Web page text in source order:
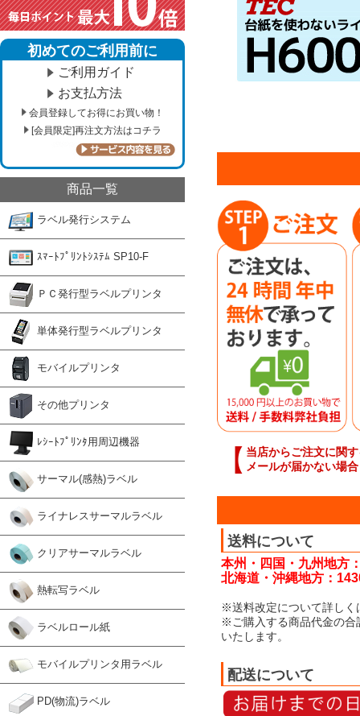
初めてのご利用前に
ご利用ガイド
お支払方法
会員登録してお得にお買い物！
[会員限定]再注文方法はコチラ
商品一覧
ラベル発行システム
ｽﾏｰﾄﾌﾟﾘﾝﾄｼｽﾃﾑ SP10-F
ＰＣ発行型ラベルプリンタ
単体発行型ラベルプリンタ
モバイルプリンタ
その他プリンタ
ﾚｼｰﾄﾌﾟﾘﾝﾀ用周辺機器
サーマル(感熱)ラベル
ライナレスサーマルラベル
クリアサーマルラベル
熱転写ラベル
ラベルロール紙
モバイルプリンタ用ラベル
PD(物流)ラベル
【 当店からご注文に関
メールが届かない場合
送料について
本州・四国・九州地方
北海道・沖縄地方：
※送料改定について詳しく
※ご購入する商品代金の合
いたします。
配送について